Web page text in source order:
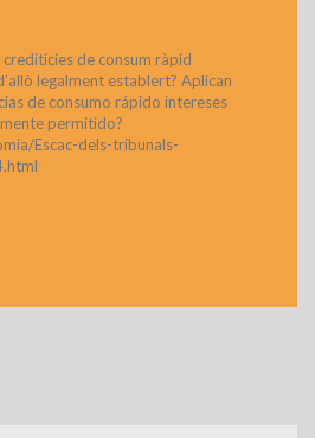
de consum ràpid
legalment establert? Aplican
de consumo rápido intereses
permitido?
Escac-dels-tribunals-